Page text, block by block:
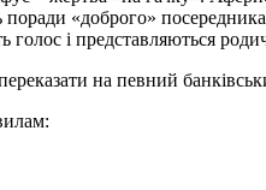
«доброго»
голос і представляються
на певний